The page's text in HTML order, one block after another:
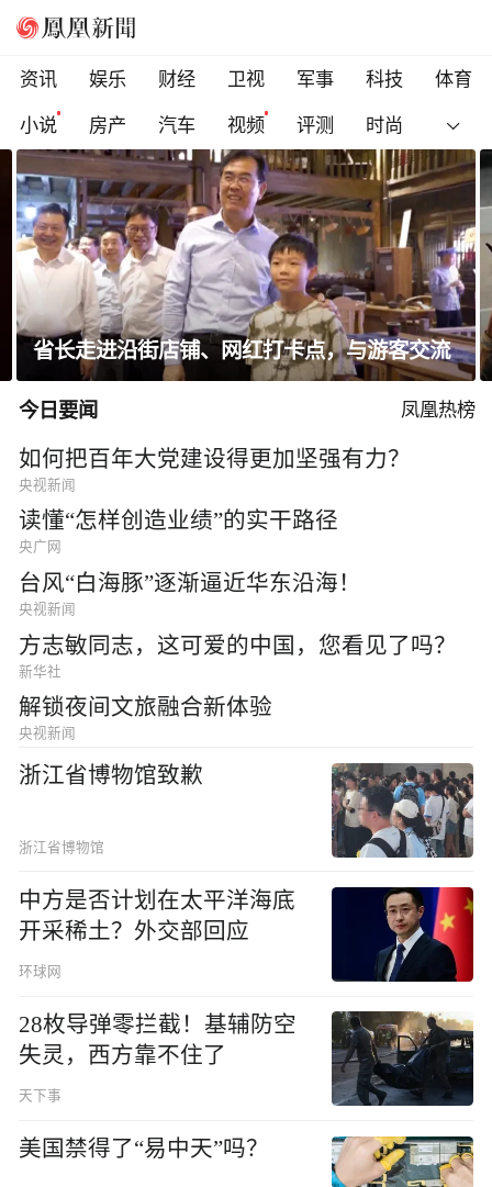
资讯 娱乐 财经 卫视 军事 科技
体育
小说
房产 汽车 视频 评测 时尚
迪丽热巴身着灯芯绒西装复古优雅
今日要闻 凤凰热榜
如何把百年大党建设得更加坚强有力？
央视新闻
读懂“怎样创造业绩”的实干路径
央广网
台风“白海豚”逐渐逼近华东沿海！
央视新闻
方志敏同志，这可爱的中国，您看见了吗？
新华社
解锁夜间文旅融合新体验
央视新闻
浙江省博物馆致歉
浙江省博物馆
中方是否计划在太平洋海底
开采稀土？外交部回应
环球网
28枚导弹零拦截！基辅防空
失灵，西方靠不住了
天下事
美国禁得了“易中天”吗？